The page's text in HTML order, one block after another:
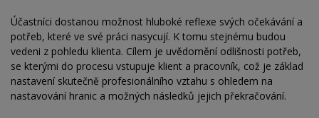
Účastníci dostanou možnost hluboké reflexe svých očekávání a
potřeb, které ve své práci nasycují. K tomu stejnému budou
vedeni z pohledu klienta. Cílem je uvědomění odlišnosti potřeb,
se kterými do procesu vstupuje klient a pracovník, což je základ
nastavení skutečně profesionálního vztahu s ohledem na
nastavování hranic a možných následků jejich překračování.